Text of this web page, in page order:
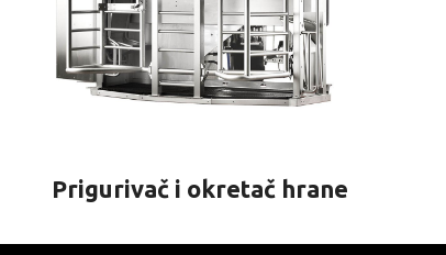
Prigurivač i okretač hrane